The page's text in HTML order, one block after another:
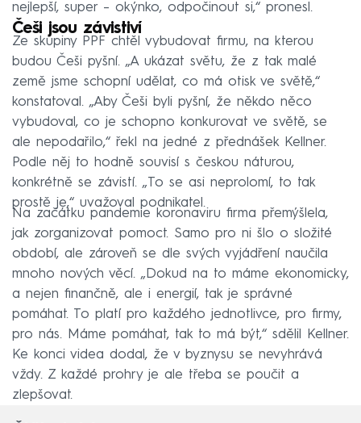
nejlepší, super – okýnko, odpočinout si,“ pronesl.
Češi jsou závistiví
Ze skupiny PPF chtěl vybudovat firmu, na kterou
budou Češi pyšní. „A ukázat světu, že z tak malé
země jsme schopní udělat, co má otisk ve světě,“
konstatoval. „Aby Češi byli pyšní, že někdo něco
vybudoval, co je schopno konkurovat ve světě, se
ale nepodařilo,“ řekl na jedné z přednášek Kellner.
Podle něj to hodně souvisí s českou náturou,
konkrétně se závistí. „To se asi neprolomí, to tak
prostě je,“ uvažoval podnikatel.
Na začátku pandemie koronaviru firma přemýšlela,
jak zorganizovat pomoct. Samo pro ni šlo o složité
období, ale zároveň se dle svých vyjádření naučila
mnoho nových věcí. „Dokud na to máme ekonomicky,
a nejen finančně, ale i energií, tak je správné
pomáhat. To platí pro každého jednotlivce, pro firmy,
pro nás. Máme pomáhat, tak to má být,“ sdělil Kellner.
Ke konci videa dodal, že v byznysu se nevyhrává
vždy. Z každé prohry je ale třeba se poučit a
zlepšovat.